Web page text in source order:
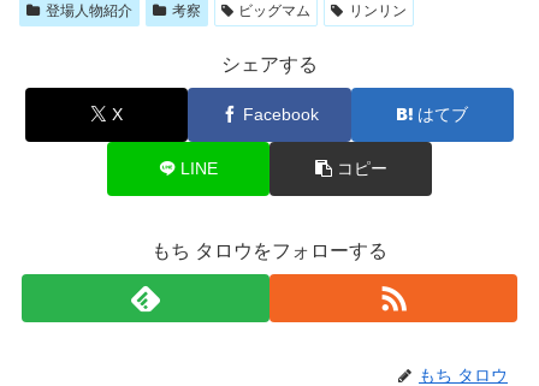
登場人物紹介 考察 ビッグマム リンリン
シェアする
X Facebook はてブ
LINE コピー
もち タロウをフォローする
もち タロウ